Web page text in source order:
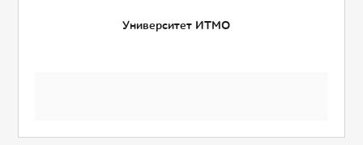
Университет ИТМО